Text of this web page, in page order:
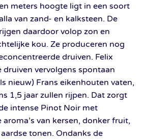
meters hoogte ligt in een soort
van zand- en kalksteen. De
daardoor volop zon en
kou. Ze produceren nog
druiven. Felix
druiven vervolgens spontaan
nieuw) Frans eikenhouten vaten,
1,5 jaar zullen rijpen. Dat zorgt
intense Pinot Noir met
van kersen, donker fruit,
tonen. Ondanks de